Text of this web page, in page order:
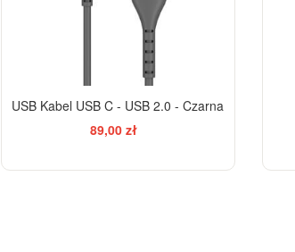
USB Kabel USB C - USB 2.0 - Czarna
89,00 zł